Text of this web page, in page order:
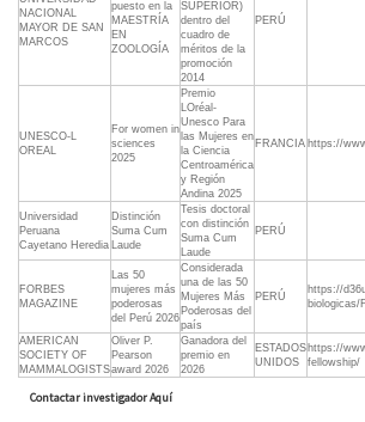
NACIONAL
MAYOR DE SAN
MARCOS
puesto en la
MAESTRÍA
EN
ZOOLOGÍA
SUPERIOR)
dentro del
cuadro de
méritos de la
promoción
2014
PERÚ
UNESCO-L
OREAL
For women in
sciences
2025
Premio
LOréal-
Unesco Para
las Mujeres en
la Ciencia
Centroamérica
y Región
Andina 2025
FRANCIA https://
Universidad
Peruana
Cayetano Heredia
Distinción
Suma Cum
Laude
Tesis doctoral
con distinción
Suma Cum
Laude
PERÚ
FORBES
MAGAZINE
Las 50
mujeres más
poderosas
del Perú 2026
Considerada
una de las 50
Mujeres Más
Poderosas del
país
PERÚ
https://
biologicas/
AMERICAN
SOCIETY OF
MAMMALOGISTS
Oliver P.
Pearson
award 2026
Ganadora del
premio en
2026
ESTADOS
UNIDOS
https://
fellowship/
Contactar investigador Aquí